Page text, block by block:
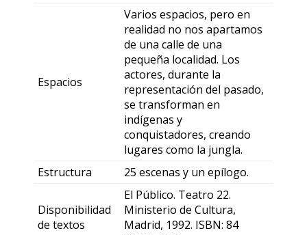
Espacios
Varios espacios, pero en
realidad no nos apartamos
de una calle de una
pequeña localidad. Los
actores, durante la
representación del pasado,
se transforman en
indígenas y
conquistadores, creando
lugares como la jungla.
Estructura
25 escenas y un epílogo.
Disponibilidad
de textos
El Público. Teatro 22.
Ministerio de Cultura,
Madrid, 1992. ISBN: 84